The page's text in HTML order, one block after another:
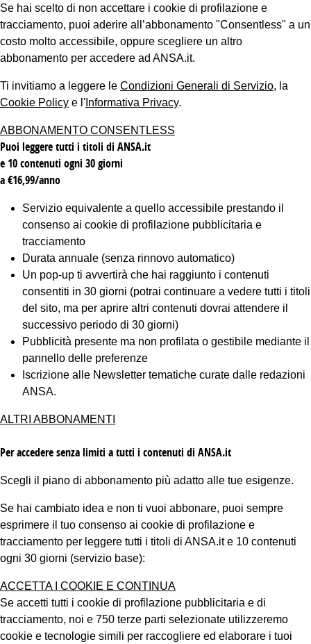
Se hai scelto di non accettare i cookie di profilazione e
tracciamento, puoi aderire all’abbonamento "Consentless" a un
costo molto accessibile, oppure scegliere un altro
abbonamento per accedere ad ANSA.it.
Ti invitiamo a leggere le Condizioni Generali di Servizio, la
Cookie Policy e l' Informativa Privacy.
ABBONAMENTO CONSENTLESS
Puoi leggere tutti i titoli di ANSA.it
e 10 contenuti ogni 30 giorni
a €16,99/anno
Servizio equivalente a quello accessibile prestando il
consenso ai cookie di profilazione pubblicitaria e
tracciamento
Durata annuale (senza rinnovo automatico)
Un pop-up ti avvertirà che hai raggiunto i contenuti
consentiti in 30 giorni (potrai continuare a vedere tutti i titoli
del sito, ma per aprire altri contenuti dovrai attendere il
successivo periodo di 30 giorni)
Pubblicità presente ma non profilata o gestibile mediante il
pannello delle preferenze
Iscrizione alle Newsletter tematiche curate dalle redazioni
ANSA.
ALTRI ABBONAMENTI
Per accedere senza limiti a tutti i contenuti di ANSA.it
Scegli il piano di abbonamento più adatto alle tue esigenze.
Se hai cambiato idea e non ti vuoi abbonare, puoi sempre
esprimere il tuo consenso ai cookie di profilazione e
tracciamento per leggere tutti i titoli di ANSA.it e 10 contenuti
ogni 30 giorni (servizio base):
ACCETTA I COOKIE E CONTINUA
Se accetti tutti i cookie di profilazione pubblicitaria e di
tracciamento, noi e 750 terze parti selezionate utilizzeremo
cookie e tecnologie simili per raccogliere ed elaborare i tuoi